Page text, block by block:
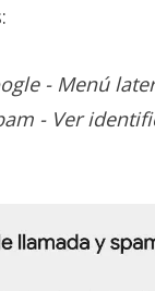
- Menú
- Ver